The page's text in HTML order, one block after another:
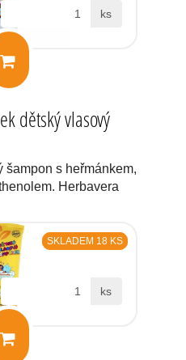
ks
dětský vlasový
šampon s heřmánkem,
Herbavera
SKLADEM 18 KS
ks